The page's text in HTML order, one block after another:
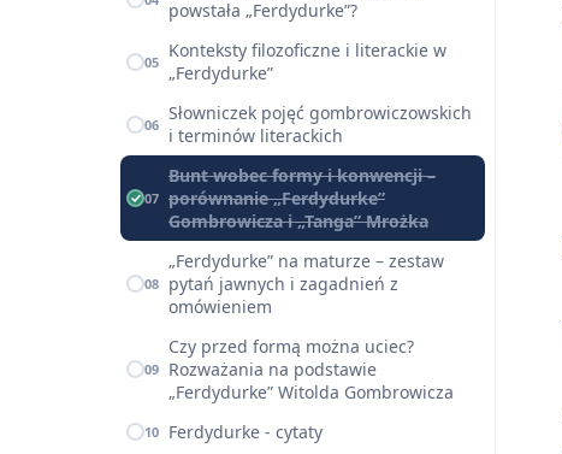
powstała „Ferdydurke”?
05 Konteksty filozoficzne i literackie w
„Ferdydurke”
06 Słowniczek pojęć gombrowiczowskich
i terminów literackich
07
Bunt wobec formy i konwencji –
porównanie „Ferdydurke”
Gombrowicza i „Tanga” Mrożka
08
„Ferdydurke” na maturze – zestaw
pytań jawnych i zagadnień z
omówieniem
09
Czy przed formą można uciec?
Rozważania na podstawie
„Ferdydurke” Witolda Gombrowicza
10 Ferdydurke - cytaty